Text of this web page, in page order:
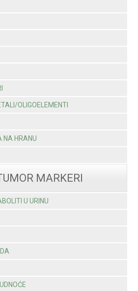
OLIGOELEMENTI
NA HRANU
MARKERI
U URINU